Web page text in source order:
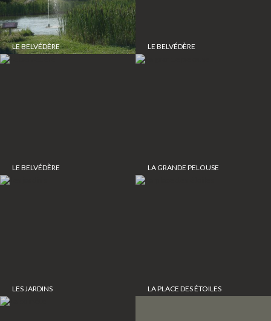
LE BELVÉDÈRE LE BELVÉDÈRE
LE BELVÉDÈRE LA GRANDE PELOUSE
LES JARDINS LA PLACE DES ÉTOILES